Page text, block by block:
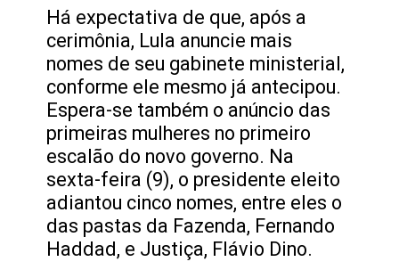
Há expectativa de que, após a
cerimônia, Lula anuncie mais
nomes de seu gabinete ministerial,
conforme ele mesmo já antecipou.
Espera-se também o anúncio das
primeiras mulheres no primeiro
escalão do novo governo. Na
sexta-feira (9), o presidente eleito
adiantou cinco nomes, entre eles o
das pastas da Fazenda, Fernando
Haddad, e Justiça, Flávio Dino.